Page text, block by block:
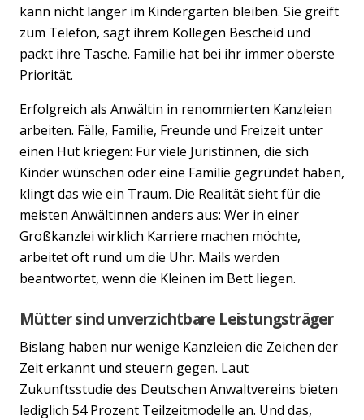
kann nicht länger im Kindergarten bleiben. Sie greift
zum Telefon, sagt ihrem Kollegen Bescheid und
packt ihre Tasche. Familie hat bei ihr immer oberste
Priorität.
Erfolgreich als Anwältin in renommierten Kanzleien
arbeiten. Fälle, Familie, Freunde und Freizeit unter
einen Hut kriegen: Für viele Juristinnen, die sich
Kinder wünschen oder eine Familie gegründet haben,
klingt das wie ein Traum. Die Realität sieht für die
meisten Anwältinnen anders aus: Wer in einer
Großkanzlei wirklich Karriere machen möchte,
arbeitet oft rund um die Uhr. Mails werden
beantwortet, wenn die Kleinen im Bett liegen.
Mütter sind unverzichtbare Leistungsträger
Bislang haben nur wenige Kanzleien die Zeichen der
Zeit erkannt und steuern gegen. Laut
Zukunftsstudie des Deutschen Anwaltvereins bieten
lediglich 54 Prozent Teilzeitmodelle an. Und das,